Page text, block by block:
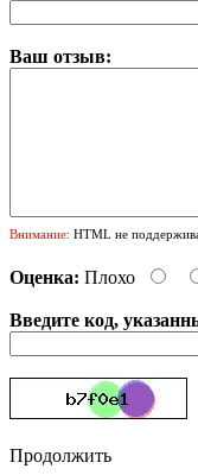
Ваш отзыв:
Внимание: HTML не
Оценка: Плохо
Введите код,
Продолжить